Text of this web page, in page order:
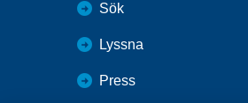
Sök
Lyssna
Press